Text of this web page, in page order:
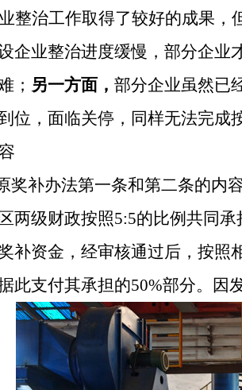
整治工作取得了较好的成果，
企业整治进度缓慢，部分企业
； 另一方面， 部分企业虽然已
位，面临关停，同样无法完成
奖补办法第一条和第二条的内容
两级财政按照5:5的比例共同
补资金，经审核通过后，按
此支付其承担的50%部分。因